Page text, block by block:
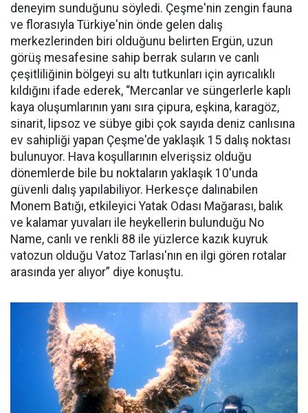
deneyim sunduğunu söyledi. Çeşme'nin zengin fauna
ve florasıyla Türkiye'nin önde gelen dalış
merkezlerinden biri olduğunu belirten Ergün, uzun
görüş mesafesine sahip berrak suların ve canlı
çeşitliliğinin bölgeyi su altı tutkunları için ayrıcalıklı
kıldığını ifade ederek, “Mercanlar ve süngerlerle kaplı
kaya oluşumlarının yanı sıra çipura, eşkina, karagöz,
sinarit, lipsoz ve sübye gibi çok sayıda deniz canlısına
ev sahipliği yapan Çeşme'de yaklaşık 15 dalış noktası
bulunuyor. Hava koşullarının elverişsiz olduğu
dönemlerde bile bu noktaların yaklaşık 10'unda
güvenli dalış yapılabiliyor. Herkesçe dalınabilen
Monem Batığı, etkileyici Yatak Odası Mağarası, balık
ve kalamar yuvaları ile heykellerin bulunduğu No
Name, canlı ve renkli 88 ile yüzlerce kazık kuyruk
vatozun olduğu Vatoz Tarlası'nın en ilgi gören rotalar
arasında yer alıyor” diye konuştu.